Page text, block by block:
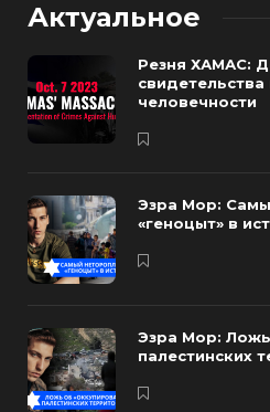
Актуальное
Резня ХАМАС:
человечности
Эзра Мор:
«геноцыт» в
Эзра Мор:
палестинских